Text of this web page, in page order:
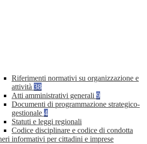
Riferimenti normativi su organizzazione e
attività 38
Atti amministrativi generali 9
Documenti di programmazione strategico-
gestionale 4
Statuti e leggi regionali
Codice disciplinare e codice di condotta
informativi per cittadini e imprese